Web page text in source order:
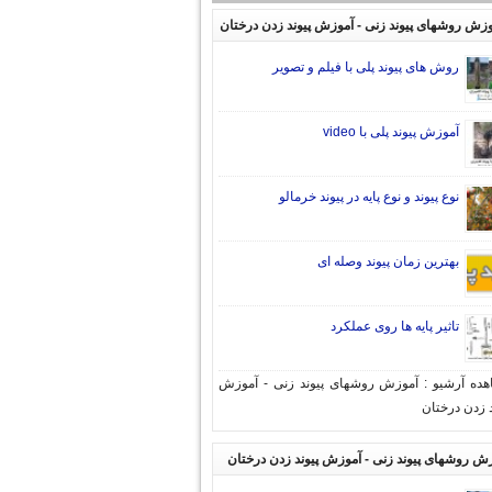
روشهای پیوند زنی - آموزش پیوند زدن درختان
روش های پیوند پلی با فیلم و تصویر
آموزش پیوند پلی با video
نوع پیوند و نوع پایه در پیوند خرمالو
بهترین زمان پیوند وصله ای
تاثیر پایه ها روی عملکرد
آرشیو : آموزش روشهای پیوند زنی - آموزش
زدن درختان
روشهای پیوند زنی - آموزش پیوند زدن درختان